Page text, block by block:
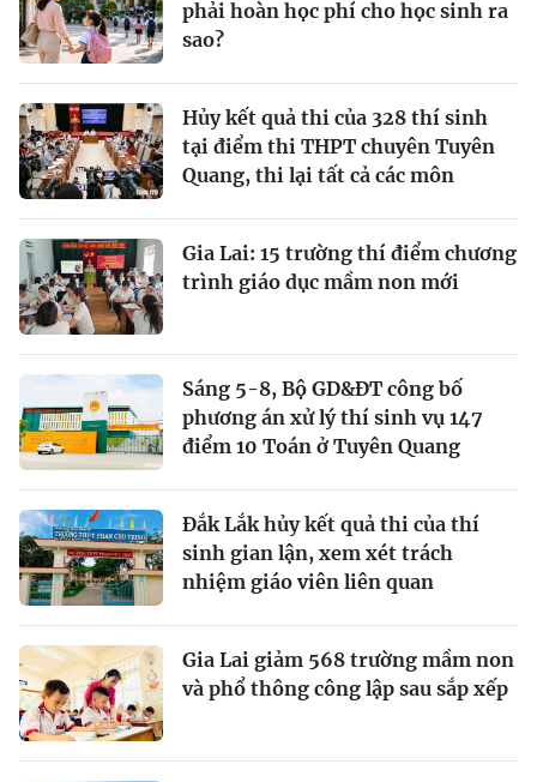
phải hoàn học phí cho học sinh ra
sao?
Hủy kết quả thi của 328 thí sinh
tại điểm thi THPT chuyên Tuyên
Quang, thi lại tất cả các môn
Gia Lai: 15 trường thí điểm chương
trình giáo dục mầm non mới
Sáng 5-8, Bộ GD&ĐT công bố
phương án xử lý thí sinh vụ 147
điểm 10 Toán ở Tuyên Quang
Đắk Lắk hủy kết quả thi của thí
sinh gian lận, xem xét trách
nhiệm giáo viên liên quan
Gia Lai giảm 568 trường mầm non
và phổ thông công lập sau sắp xếp